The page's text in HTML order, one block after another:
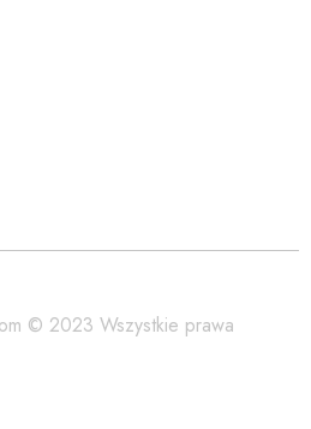
© 2023 Wszystkie prawa